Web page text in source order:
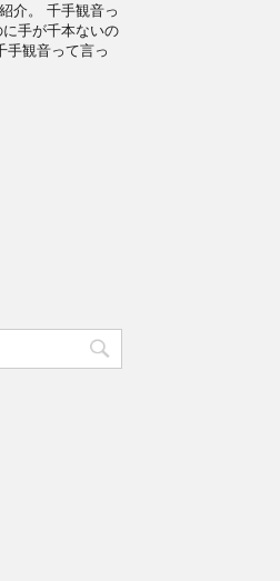
介。 千手観音っ
手が千本ないの
手観音って言っ